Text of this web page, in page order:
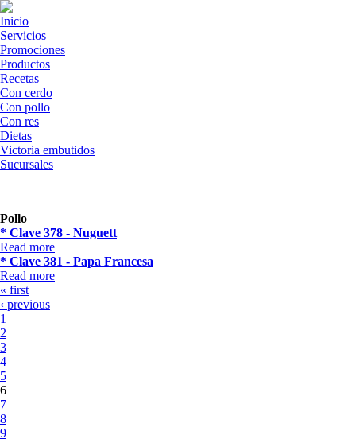
Skip to navigation
Skip to main content
Inicio
Servicios
Promociones
Productos
Recetas
Con cerdo
Con pollo
Con res
Dietas
Victoria embutidos
Sucursales
Pollo
* Clave 378 - Nuguett
Read more
* Clave 381 - Papa Francesa
Read more
Pages
« first
‹ previous
1
2
3
4
5
6
7
8
9